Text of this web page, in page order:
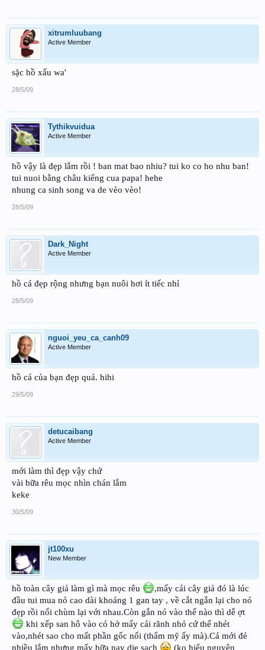
xitrumluubang
Active Member
sặc hồ xấu wa'
28/5/09
Tythikvuidua
Active Member
hồ vậy là đẹp lắm rồi ! ban mat bao nhiu? tui ko co ho nhu ban!
tui nuoi bằng châu kiểng cua papa! hehe
nhung ca sinh song va de vèo vèo!
28/5/09
Dark_Night
Active Member
hồ cá đẹp rộng nhưng bạn nuôi hơi ít tiếc nhỉ
28/5/09
nguoi_yeu_ca_canh09
Active Member
hồ cá của bạn đẹp quá. hihi
29/5/09
detucaibang
Active Member
mới làm thì đẹp vậy chứ
vài bữa rêu mọc nhìn chán lắm
keke
30/5/09
jt100xu
New Member
hồ toàn cây giả làm gì mà mọc rêu
,mấy cái cây giả đó là lúc
đầu tui mua nó cao dài khoảng 1 gan tay , về cắt ngắn lại cho nó
đẹp rồi nối chùm lại với nhau.Còn gắn nó vào thế nào thì dễ ợt
khi xếp san hô vào có hở mấy cái rãnh nhỏ cứ thế nhét
vào,nhét sao cho mất phần gốc nối (thẩm mỹ ấy mà).Cá mới đẻ
nhiều lắm nhưng mấy bữa nay die sạch
(ko hiểu nguyên